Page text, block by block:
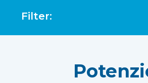
Filter: